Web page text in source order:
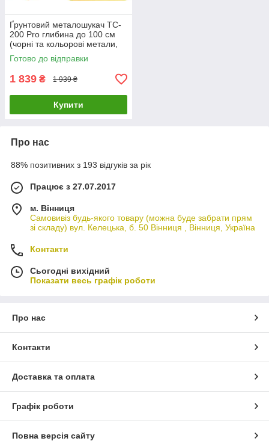
Ґрунтовий металошукач TC-
200 Pro глибина до 100 см
(чорні та кольорові метали,
золото та срібло)
Готово до відправки
1 839 ₴ 1 939 ₴
Купити
Про нас
88% позитивних з 193 відгуків за рік
Працює з 27.07.2017
м. Вінниця
Самовивіз будь-якого товару (можна буде забрати прям
зі складу) вул. Келецька, б. 50 Вінниця , Вінниця, Україна
Контакти
Сьогодні вихідний
Показати весь графік роботи
Про нас
Контакти
Доставка та оплата
Графік роботи
Повна версія сайту